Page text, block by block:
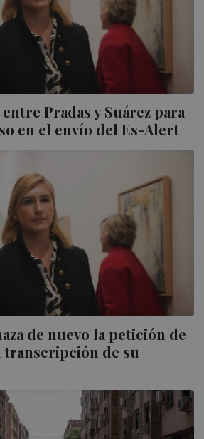
Pradas y Suárez para
en el envío del Es-Alert
de nuevo la petición de
transcripción de su